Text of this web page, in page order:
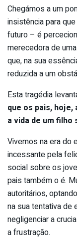
Chegámos a um
insistência para
futuro – é
merecedora de
que, na sua
reduzida a um
Esta tragédia
que os pais, hoje,
a vida de um
Vivemos na era do
incessante pela
social sobre os
pais também o é.
autoritários,
na sua tentativa de
negligenciar a
a frustração.